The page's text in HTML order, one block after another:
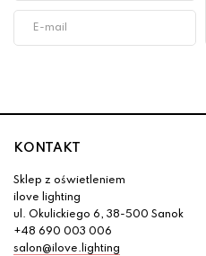
KONTAKT
Sklep z oświetleniem
ilove lighting
ul. Okulickiego 6, 38-500 Sanok
+48 690 003 006
salon@ilove.lighting